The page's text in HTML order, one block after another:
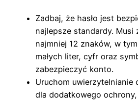
Zadbaj, że hasło jest
najlepsze standardy. Musi
najmniej 12 znaków, w
małych liter, cyfr oraz
zabezpieczyć konto.
Uruchom uwierzytelnianie
dla dodatkowego